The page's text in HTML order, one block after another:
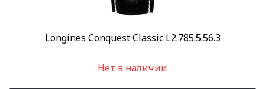
Longines Conquest Classic L2.785.5.56.3
Нет в наличии